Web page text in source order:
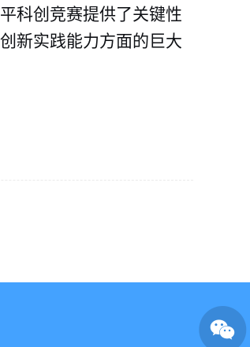
科创竞赛提供了关键性
新实践能力方面的巨大